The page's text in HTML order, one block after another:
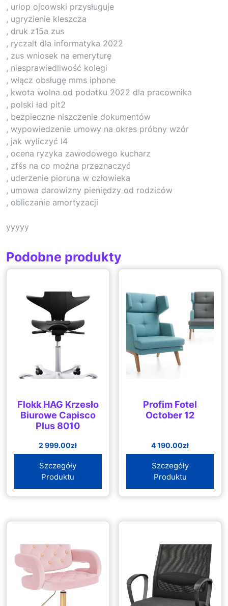
, urlop ojcowski przysługuje
, ugryzienie kleszcza
, druk z15a zus
, ryczalt dla informatyka 2022
, zus wniosek na emeryturę
, niesprawiedliwość kolegi
, włącz obsługę mms iphone
, kwota wolna od podatku 2022 dla pracownika
, polski ład pit2
, bezpieczne niszczenie dokumentów
, wypowiedzenie umowy na okres próbny wzór
, jak wyliczyć l4
, ocena ryzyka zawodowego kucharz
, zfśs na co można przeznaczyć
, uderzenie pioruna w człowieka
, umowa darowizny pieniędzy od rodziców
, obliczanie amortyzacji
yyyyy
Podobne produkty
Flokk HAG Krzesło
Biurowe Capisco
Plus 8010
2 999.00zł
Szczegóły
Produktu
Profim Fotel
October 12
4 190.00zł
Szczegóły
Produktu